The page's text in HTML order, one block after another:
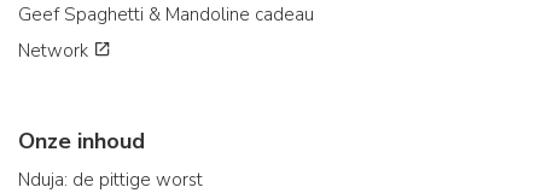
Geef Spaghetti & Mandoline cadeau
Network
Onze inhoud
Nduja: de pittige worst